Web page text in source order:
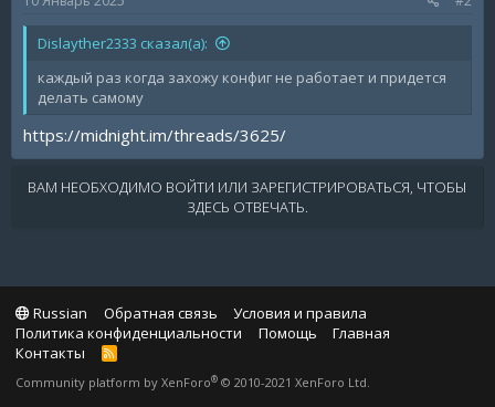
Dislayther2333 сказал(а):
каждый раз когда захожу конфиг не работает и придется
делать самому
https://midnight.im/threads/3625/
ВАМ НЕОБХОДИМО ВОЙТИ ИЛИ ЗАРЕГИСТРИРОВАТЬСЯ, ЧТОБЫ
ЗДЕСЬ ОТВЕЧАТЬ.
Russian Обратная связь
Условия и правила
Политика конфиденциальности
Помощь
Главная
Контакты
R
S
Community platform by XenForo® © 2010-2021 XenForo Ltd.